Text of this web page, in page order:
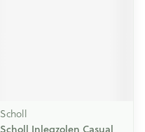
Scholl
Scholl Inlegzolen Casual